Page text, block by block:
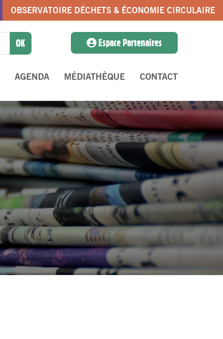
OBSERVATOIRE DÉCHETS & ÉCONOMIE CIRCULAIRE
Espace Partenaires
AGENDA MÉDIATHÈQUE CONTACT